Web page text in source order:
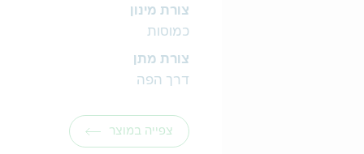
צורת מינון
כמוסות
צורת מתן
דרך הפה
צפייה במוצר